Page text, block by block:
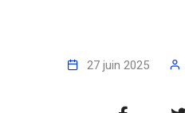
27 juin 2025